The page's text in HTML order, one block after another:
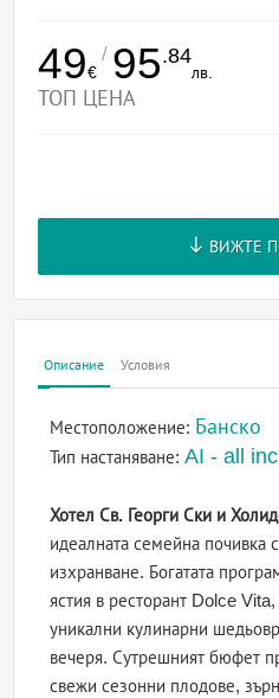
49€
/ 95.84
лв.
ТОП ЦЕНА
ВИЖТЕ
Описание Условия
Местоположение: Банско
Тип настаняване:AI - all
Хотел Св. Георги Ски и
идеалната семейна почивка
изхранване. Богатата
ястия в ресторант Dolce
уникални кулинарни
вечеря. Сутрешният бюфет
свежи сезонни плодове,